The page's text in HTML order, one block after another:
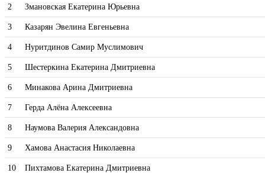
2 Змановская Екатерина Юрьевна
3 Казарян Эвелина Евгеньевна
4 Нуритдинов Самир Муслимович
5 Шестеркина Екатерина Дмитриевна
6 Минакова Арина Дмитриевна
7 Герда Алёна Алексеевна
8 Наумова Валерия Александовна
9 Хамова Анастасия Николаевна
10 Пихтамова Екатерина Дмитриевна